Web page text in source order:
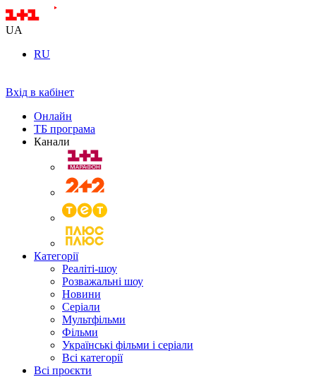
UA
RU
Вхід в кабінет
Онлайн
ТБ програма
Канали
Категорії
Реаліті-шоу
Розважальні шоу
Новини
Серіали
Мультфільми
Фільми
Українські фільми і серіали
Всі категорії
Всі проєкти